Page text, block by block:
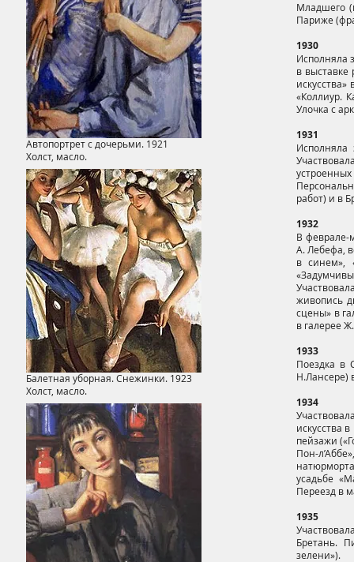
Автопортрет с дочерьми. 1921
Холст, масло.
Балетная уборная. Снежинки. 1923
Холст, масло.
Младшего
Париже
1930
Исполняла
в
«Коллиур.
Улочка с
1931
работ) и в
1932
В феврале-
А. Лебефа,
в синем»,
живопись
сцены» в
в галерее
1933
Поездка в
Н.Лансере)
1934
искусства
пейзажи
Пон-
усадьбе
Переезд в
1935
Бретань.
зелени»).